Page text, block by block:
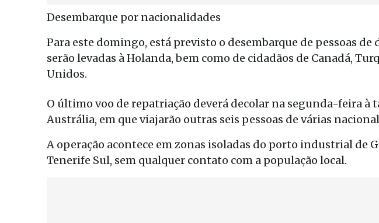
Desembarque por nacionalidades
Para este domingo, está previsto o desembarque de pessoas
serão levadas à Holanda, bem como de cidadãos de Canadá,
Unidos.
O último voo de repatriação deverá decolar na segunda-feira à
Austrália, em que viajarão outras seis pessoas de várias
A operação acontece em zonas isoladas do porto industrial de
Tenerife Sul, sem qualquer contato com a população local.